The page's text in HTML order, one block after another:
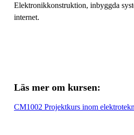
Elektronikkonstruktion, inbyggda
internet.
Läs mer om kursen:
CM1002 Projektkurs inom